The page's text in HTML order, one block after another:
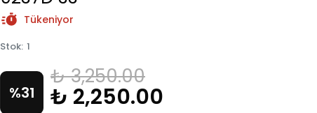
Tükeniyor
Stok: 1
%31
₺ 3,250.00
₺ 2,250.00